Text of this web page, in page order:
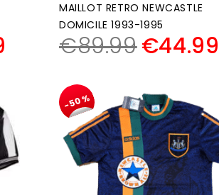
MAILLOT RETRO NEWCASTLE
DOMICILE 1993-1995
€89.99€44.99
-50%